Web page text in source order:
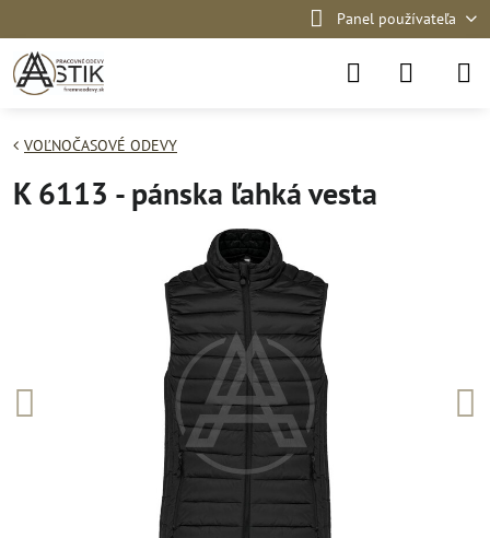
Panel používateľa
VOĽNOČASOVÉ ODEVY
K 6113 - pánska ľahká vesta